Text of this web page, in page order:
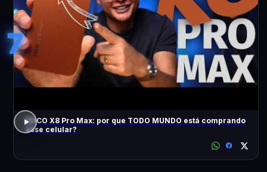
7
POCO X8 Pro Max: por que TODO MUNDO está comprando
esse celular?